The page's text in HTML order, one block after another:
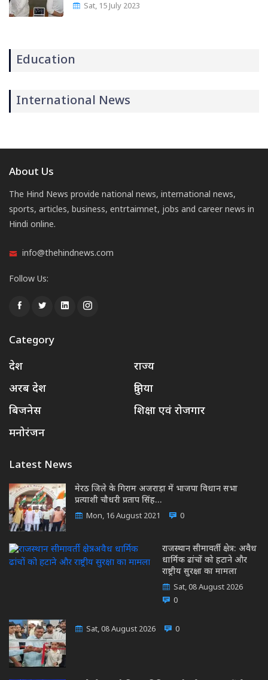
Sat, 15 July 2023
Education
International News
About Us
The Hind News provide national news, international news,
sports, articles, business, entrtaimnet, jobs and career news in
Hindi online.
info@thehindnews.com
Follow Us:
Category
देश
राज्य
अरब देश
दुनिया
बिजनेस
शिक्षा एवं रोजगार
मनोरंजन
Latest News
मेरठ जिले के गिराम अजराड़ा में भाजपा विधान सभा
प्रत्याशी चौधरी प्रताप सिंह…
Mon, 16 August 2021 0
राजस्थान सीमावर्ती क्षेत्र: अवैध
धार्मिक ढांचों को हटाने और
राष्ट्रीय सुरक्षा का मामला
Sat, 08 August 2026
0
Sat, 08 August 2026 0